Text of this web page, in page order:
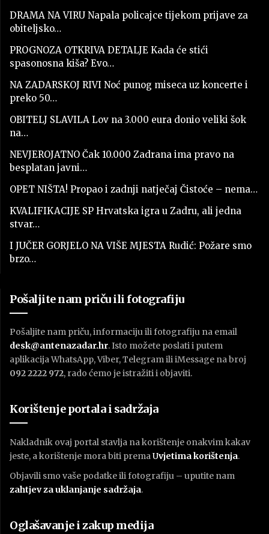
DRAMA NA VIRU Napala policajce tijekom prijave za
obiteljsko…
PROGNOZA OTKRIVA DETALJE Kada će stići
spasonosna kiša? Evo…
NA ZADARSKOJ RIVI Noć punog miseca uz koncerte i
preko 50…
OBITELJ SLAVILA Lov na 3.000 eura donio veliki šok
na…
NEVJEROJATNO Čak 10.000 Zadrana ima pravo na
besplatan javni…
OPET NIŠTA! Propao i zadnji natječaj Čistoće – nema…
KVALIFIKACIJE SP Hrvatska igra u Zadru, ali jedna
stvar…
I JUČER GORJELO NA VIŠE MJESTA Rudić: Požare smo
brzo…
Pošaljite nam priču ili fotografiju
Pošaljite nam priču, informaciju ili fotografiju na email
desk@antenazadar.hr. Isto možete poslati i putem
aplikacija WhatsApp, Viber, Telegram ili iMessage na broj
092 2222 972, rado ćemo je istražiti i objaviti.
Korištenje portala i sadržaja
Nakladnik ovaj portal stavlja na korištenje onakvim kakav
jeste, a korištenje mora biti premaUvjetima korištenja.
Objavili smo vaše podatke ili fotografiju – uputite nam
zahtjev za uklanjanje sadržaja.
Oglašavanje i zakup medija